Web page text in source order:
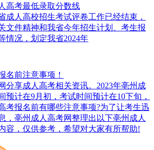
高考最低录取分数线
人高校招生考试评卷工作已经结束，
文件精神和我省今年招生计划、考生报
情况，划定我省2024年
名前注意事项！
分享成人高考相关资讯。2023年亳州成
预计在9月初，考试时间预计在10下旬，
考报名前有哪些注意事项?为了让考生迅
，亳州成人高考网整理出以下亳州成人
容，仅供参考，希望对大家有所帮助!